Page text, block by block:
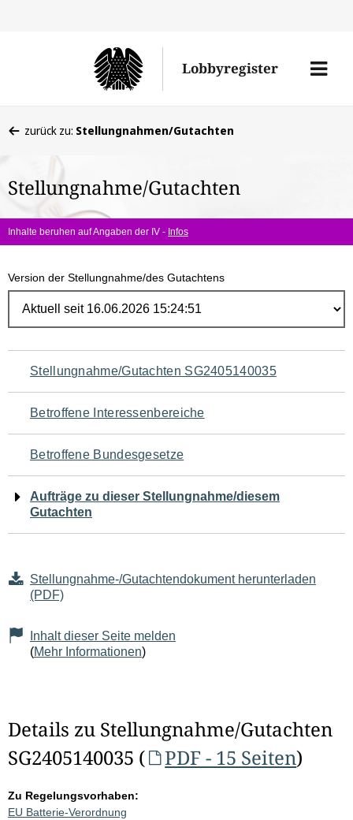
Lobbyregister
Menü
befinden
hier:
zurück zu: Stellungnahmen/Gutachten
Stellungnahme/Gutachten
Inhalte beruhen auf Angaben der IV - Infos
Version der Stellungnahme/des Gutachtens
Navigation
für
den
Seiteninhalt
Stellungnahme/Gutachten SG2405140035
Betroffene Interessenbereiche
Betroffene Bundesgesetze
Aufträge zu dieser Stellungnahme/diesem
Gutachten
Stellungnahme-/Gutachtendokument herunterladen
(PDF)
Inhalt dieser Seite melden
(Mehr Informationen)
Details zu Stellungnahme/Gutachten
SG2405140035 (
PDF - 15 Seiten)
Zu Regelungsvorhaben:
EU Batterie-Verordnung